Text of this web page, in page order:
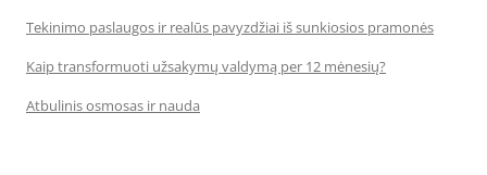
Tekinimo paslaugos ir realūs pavyzdžiai iš sunkiosios pramonės
Kaip transformuoti užsakymų valdymą per 12 mėnesių?
Atbulinis osmosas ir nauda